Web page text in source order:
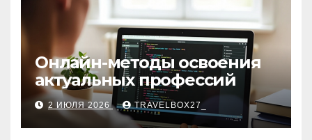
Онлайн-методы освоения
актуальных профессий
2 ИЮЛЯ 2026 TRAVELBOX27_